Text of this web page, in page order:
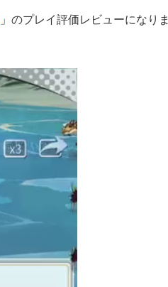
」のプレイ評価レビューになりま